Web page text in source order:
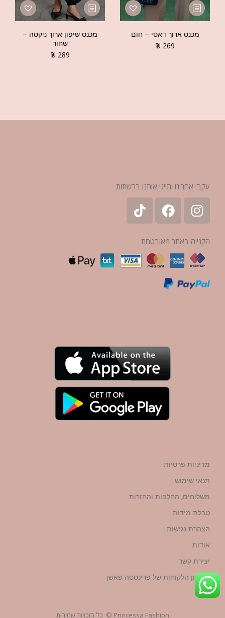
מכנס ארוך דאסי – חום
₪ 269
מכנס שיפון ארוך ניקסה –
שחור
₪ 289
עקבי אחרינו ותייגי אותנו ברשתות
הקנייה באתר מאובטחת
מדיניות פרטיות
תנאי שימוש
משלוחים, החלפות והחזרות
טבלת מידות
הצהרת נגישות
אודות
יצירת קשר
מועדון הלקוחות של פרינססה פאשן